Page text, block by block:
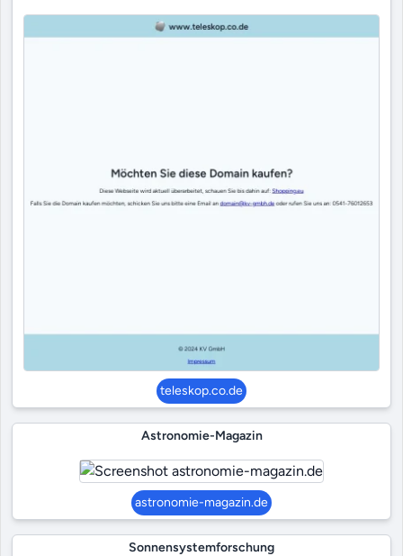
teleskop.co.de
Astronomie-Magazin
astronomie-magazin.de
Sonnensystemforschung